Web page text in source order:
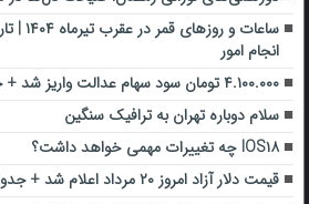
ساعات و
انجام امور
۴.۱۰۰.۰۰۰ تومان سود سهام عدالت واریز شد + جدول
سلام دوباره تهران به ترافیک سنگین
IOS۱۸ چه تغییرات مهمی خواهد داشت؟
قیمت دلار آزاد امروز ۲۰ مرداد اعلام شد + جدول